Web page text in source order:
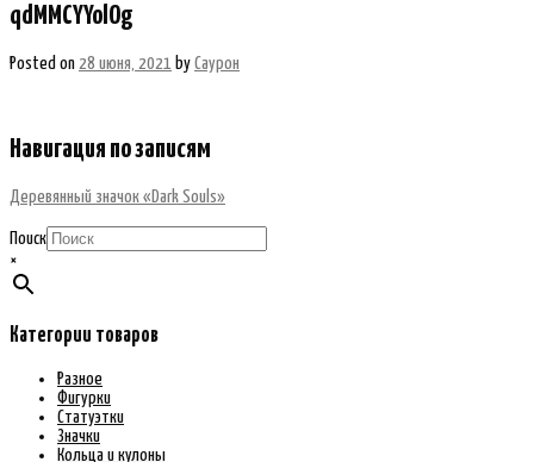
qdMMCYYolOg
Posted on 28 июня, 2021 by Саурон
Навигация по записям
Деревянный значок «Dark Souls»
Поиск
×
Категории товаров
Разное
Фигурки
Статуэтки
Значки
Кольца и кулоны